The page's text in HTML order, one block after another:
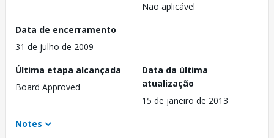
Não aplicável
Data de encerramento
31 de julho de 2009
Última etapa alcançada
Board Approved
Data da última
atualização
15 de janeiro de 2013
Notes